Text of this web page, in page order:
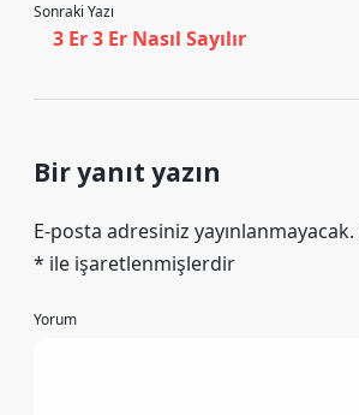
Sonraki Yazı
3 Er 3 Er Nasıl Sayılır
Bir yanıt yazın
E-posta adresiniz yayınlanmayacak.
* ile işaretlenmişlerdir
Yorum